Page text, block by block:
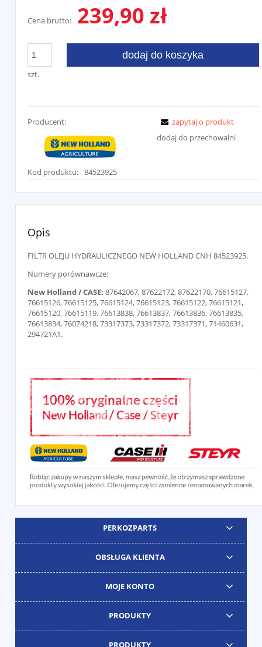
Cena brutto: 239,90 zł
szt.
dodaj do koszyka
Producent:
Kod produktu: 84523925
zapytaj o produkt
dodaj do przechowalni
Opis
FILTR OLEJU HYDRAULICZNEGO NEW HOLLAND CNH 84523925.
Numery porównawcze:
New Holland / CASE: 87642067, 87622172, 87622170, 76615127,
76615126, 76615125, 76615124, 76615123, 76615122, 76615121,
76615120, 76615119, 76613838, 76613837, 76613836, 76613835,
76613834, 76074218, 73317373, 73317372, 73317371, 71460631,
294721A1.
PERKOZPARTS
OBSŁUGA KLIENTA
MOJE KONTO
PRODUKTY
PRODUKTY